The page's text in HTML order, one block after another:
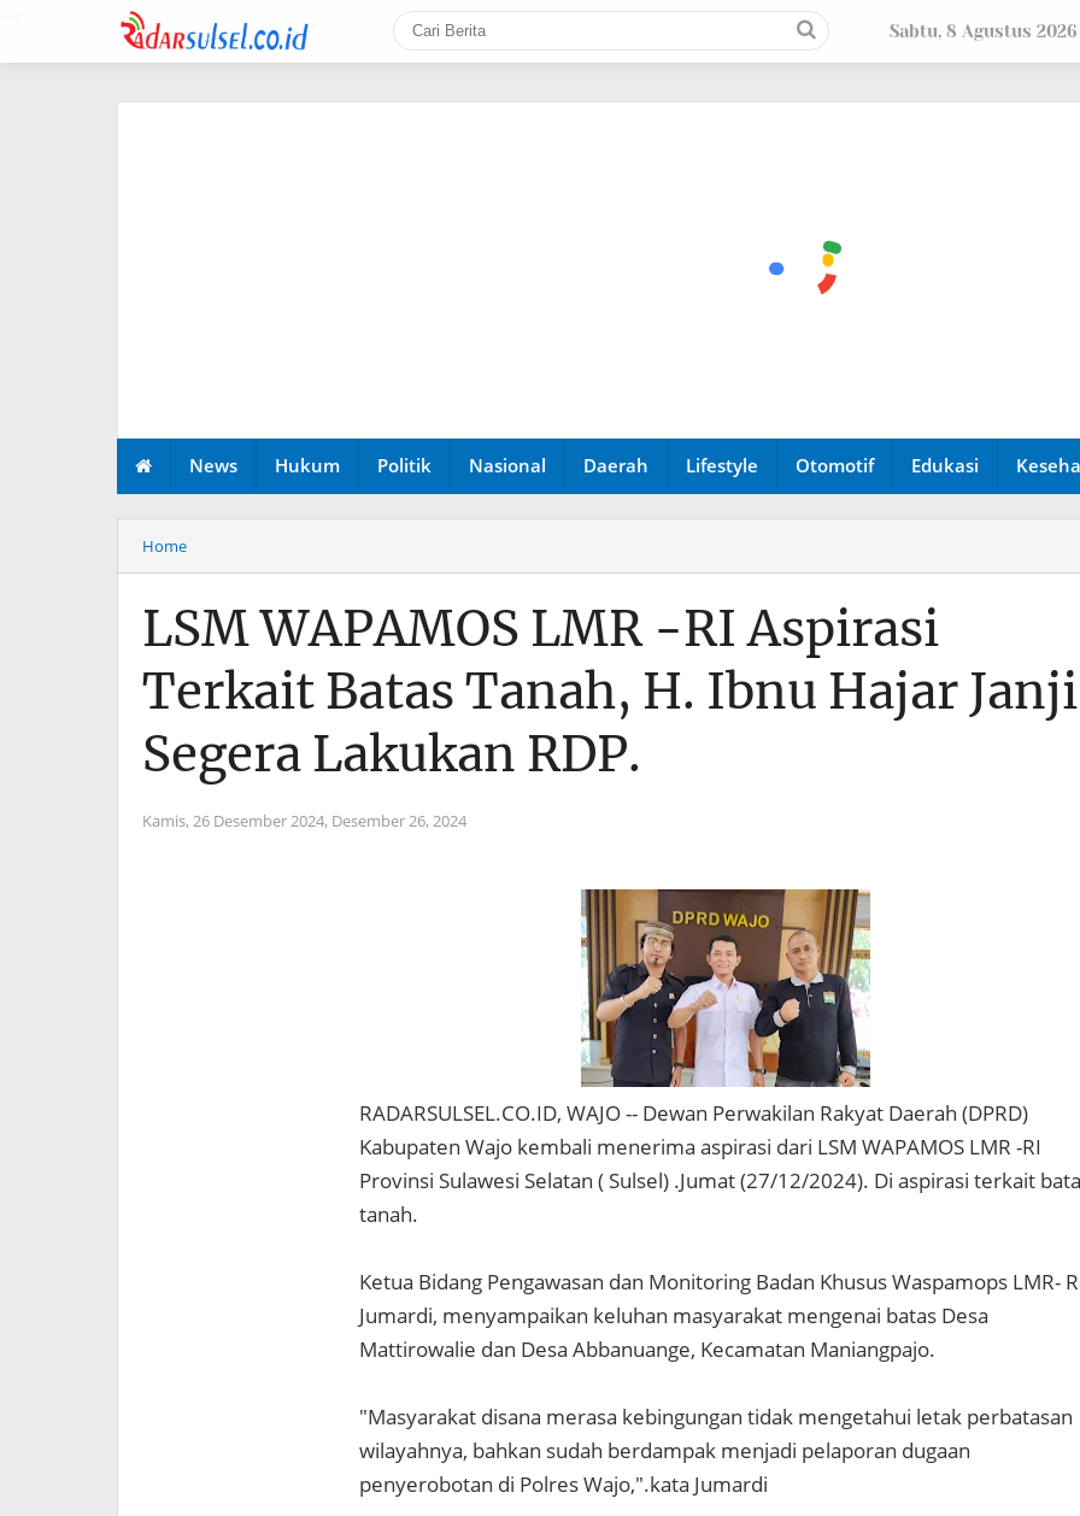
Sabtu, 8 Agustus 2026
News Hukum Politik Nasional Daerah Lifestyle Otomotif Edukasi
Home
LSM WAPAMOS LMR -RI Aspirasi
Terkait Batas Tanah, H. Ibnu Hajar Janji
Segera Lakukan RDP.
Kamis, 26 Desember 2024, Desember 26, 2024
RADARSULSEL.CO.ID, WAJO -- Dewan Perwakilan Rakyat Daerah (DPRD)
Kabupaten Wajo kembali menerima aspirasi dari LSM WAPAMOS LMR -RI
Provinsi Sulawesi Selatan ( Sulsel) .Jumat (27/12/2024). Di aspirasi terkait
tanah.
Ketua Bidang Pengawasan dan Monitoring Badan Khusus Waspamops LMR-
Jumardi, menyampaikan keluhan masyarakat mengenai batas Desa
Mattirowalie dan Desa Abbanuange, Kecamatan Maniangpajo.
"Masyarakat disana merasa kebingungan tidak mengetahui letak perbatasan
wilayahnya, bahkan sudah berdampak menjadi pelaporan dugaan
penyerobotan di Polres Wajo,".kata Jumardi